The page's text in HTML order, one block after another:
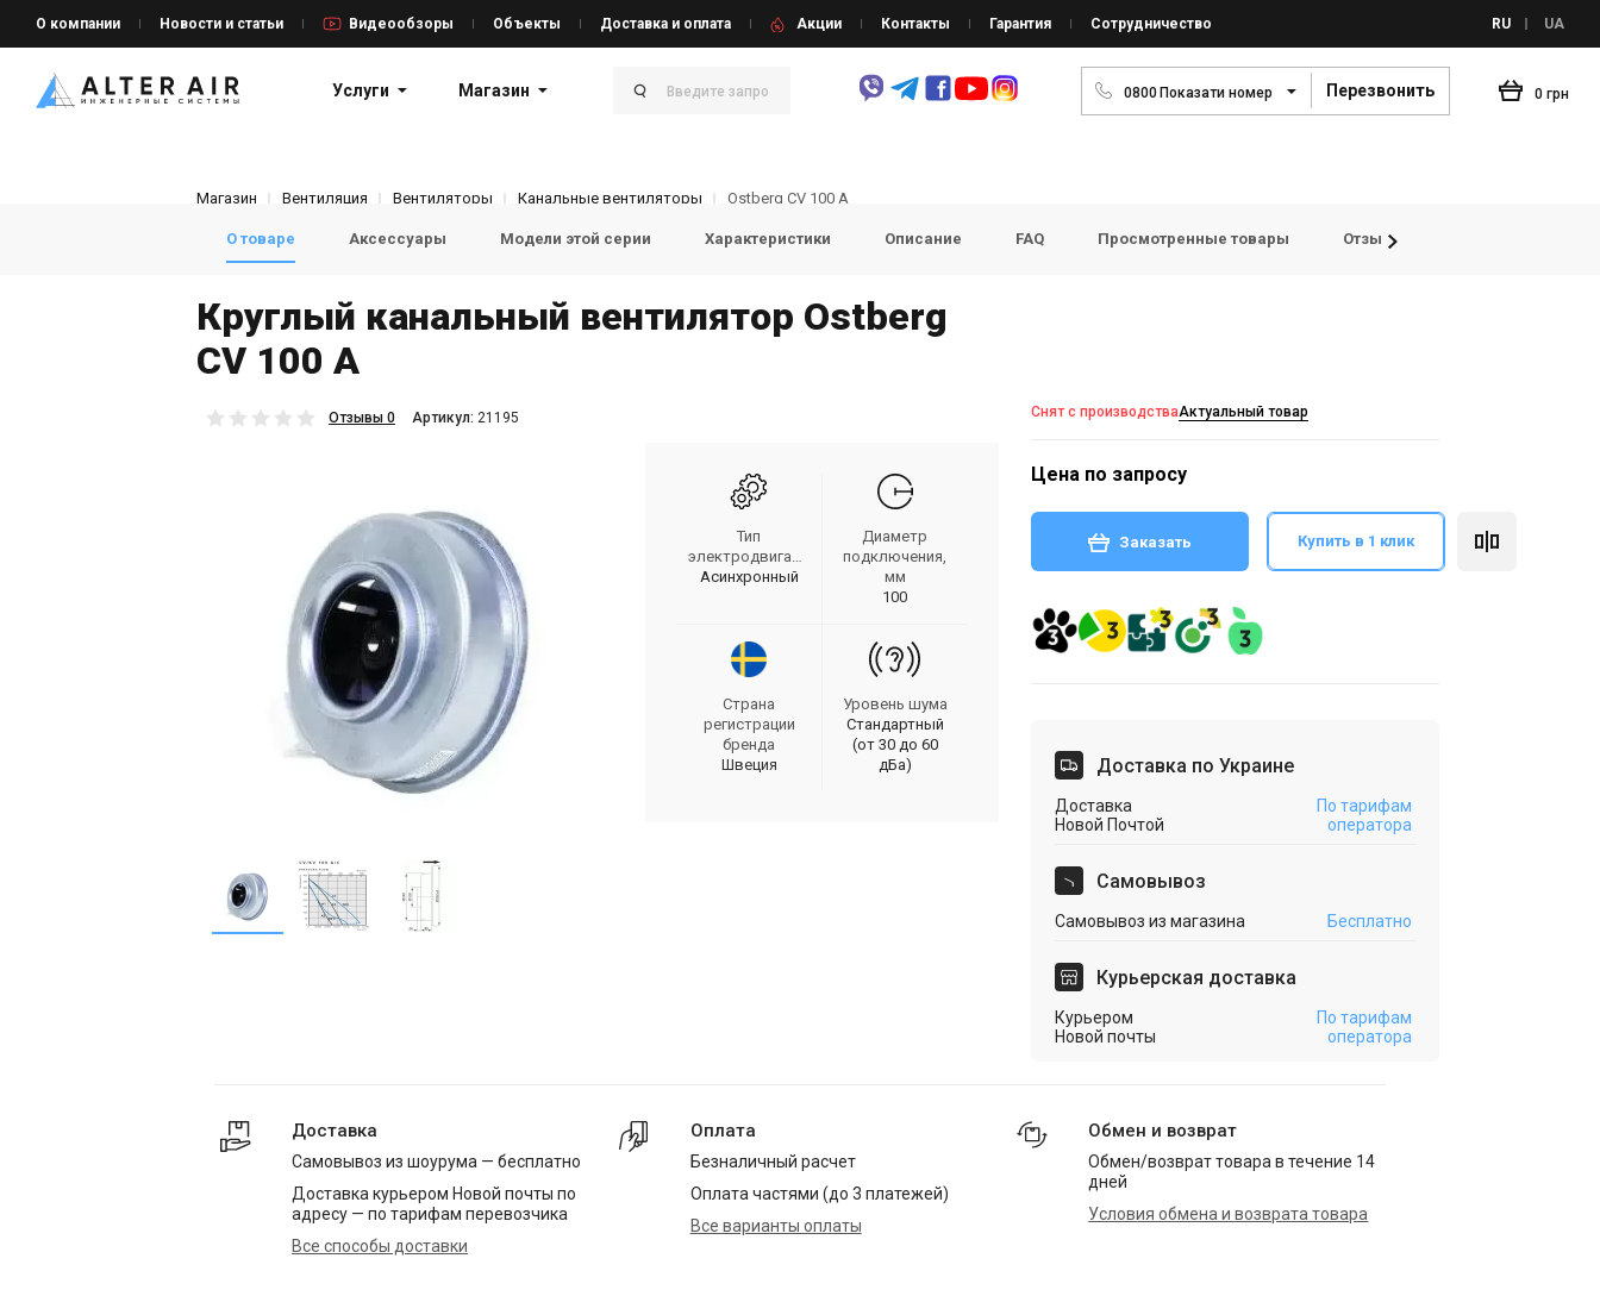
О компании Новости и статьи Видеообзоры Объекты Доставка и оплата Акции Контакты Гарантия Сотрудничество RU UA
Услуги Магазин 0800Показати номер Перезвонить 0 грн
Магазин Вентиляция Вентиляторы Канальные вентиляторы Ostberg CV 100 A
О товаре Аксессуары Модели этой серии Характеристики Описание FAQ Просмотренные товары Отзывы
Круглый канальный вентилятор Ostberg
CV 100 A
Отзывы 0 Aртикул: 21195
Тип
электродвигателя
Асинхронный
Диаметр
подключения,
мм
100
Страна
регистрации
бренда
Швеция
Уровень шума
Стандартный
(от 30 до 60
дБа)
Снят с производстваАктуальный товар
Цена по запросу
Заказать Купить в 1 клик
Доставка по Украине
Доставка
Новой Почтой
По тарифам
оператора
Cамовывоз
Самовывоз из магазина Бесплатно
Курьерская доставка
Курьером
Новой почты
По тарифам
оператора
Доставка
Самовывоз из шоурума — бесплатно
Доставка курьером Новой почты по
адресу — по тарифам перевозчика
Все способы доставки
Оплата
Безналичный расчет
Оплата частями (до 3 платежей)
Все варианты оплаты
Обмен и возврат
Обмен/возврат товара в течение 14
дней
Условия обмена и возврата товара